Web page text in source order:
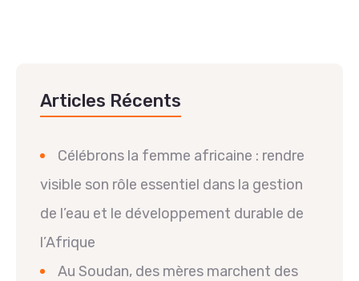
Articles Récents
Célébrons la femme africaine : rendre
visible son rôle essentiel dans la gestion
de l’eau et le développement durable de
l’Afrique
Au Soudan, des mères marchent des